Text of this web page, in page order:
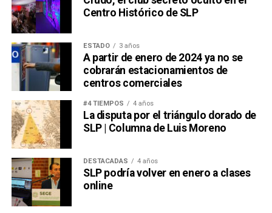
Centro Histórico de SLP
ESTADO 3 años
A partir de enero de 2024 ya no se
cobrarán estacionamientos de
centros comerciales
#4 TIEMPOS 4 años
La disputa por el triángulo dorado de
SLP | Columna de Luis Moreno
DESTACADAS 4 años
SLP podría volver en enero a clases
online